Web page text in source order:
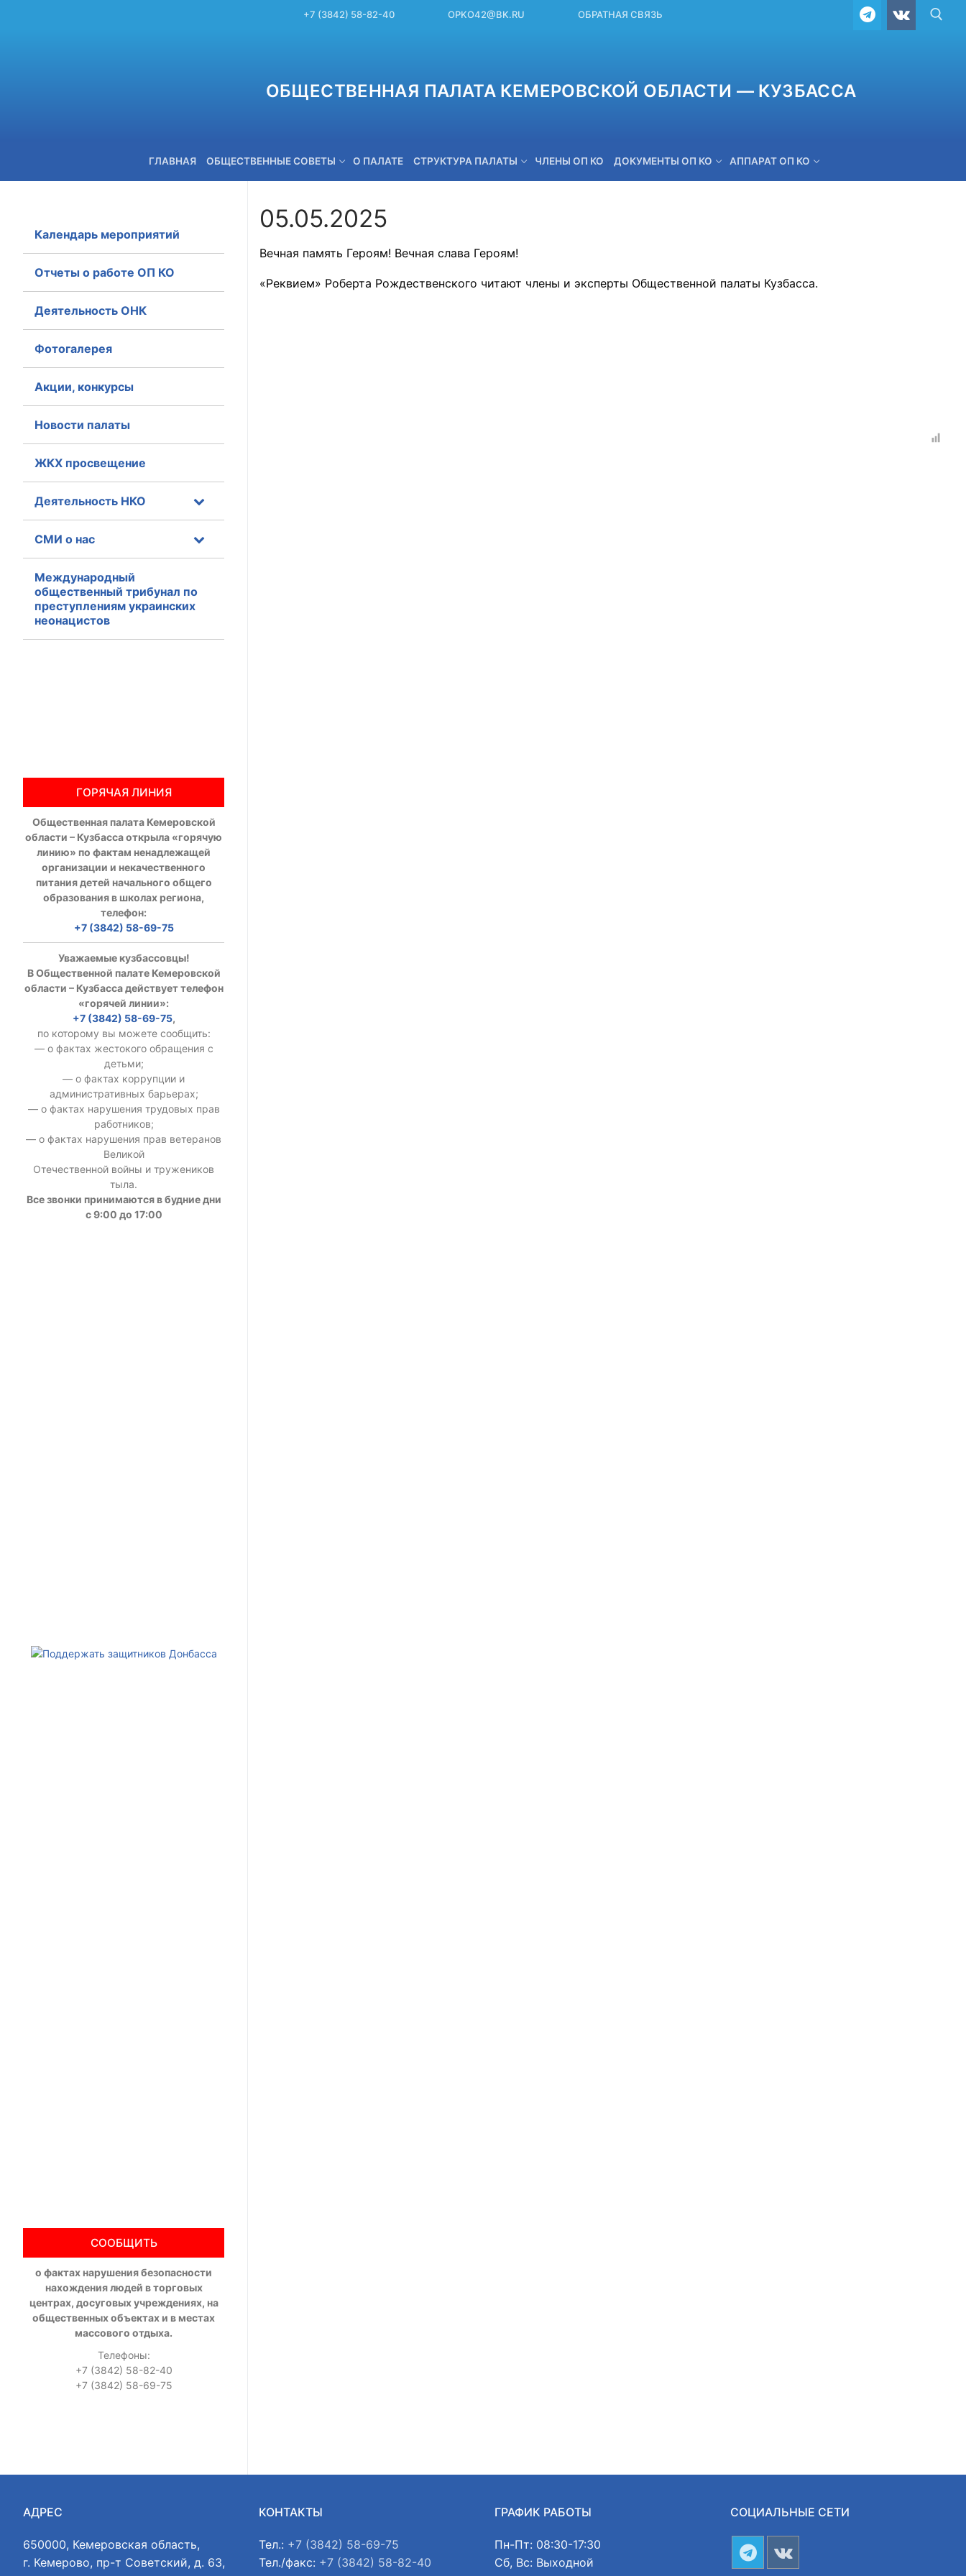
+7 (3842) 58-82-40 OPKO42@BK.RU ОБРАТНАЯ СВЯЗЬ
ОБЩЕСТВЕННАЯ ПАЛАТА КЕМЕРОВСКОЙ ОБЛАСТИ — КУЗБАССА
ГЛАВНАЯ ОБЩЕСТВЕННЫЕ СОВЕТЫ О ПАЛАТЕ СТРУКТУРА ПАЛАТЫ ЧЛЕНЫ ОП КО ДОКУМЕНТЫ ОП КО АППАРАТ ОП КО
+7 (3842) 58-82-40 OPKO42@BK.RU
05.05.2025
Вечная память Героям! Вечная слава Героям!
«Реквием» Роберта Рождественского читают члены и эксперты Общественной палаты Кузбасса.
Календарь мероприятий
Отчеты о работе ОП КО
Деятельность ОНК
Фотогалерея
Акции, конкурсы
Новости палаты
ЖКХ просвещение
Деятельность НКО
СМИ о нас
Международный
общественный трибунал по
преступлениям украинских
неонацистов
ГОРЯЧАЯ ЛИНИЯ
Общественная палата Кемеровской
области – Кузбасса открыла «горячую
линию» по фактам ненадлежащей
организации и некачественного
питания детей начального общего
образования в школах региона,
телефон:
+7 (3842) 58-69-75
Уважаемые кузбассовцы!
В Общественной палате Кемеровской
области – Кузбасса действует телефон
«горячей линии»:
+7 (3842) 58-69-75,
по которому вы можете сообщить:
— о фактах жестокого обращения с
детьми;
— о фактах коррупции и
административных барьерах;
— о фактах нарушения трудовых прав
работников;
— о фактах нарушения прав ветеранов
Великой
Отечественной войны и тружеников
тыла.
Все звонки принимаются в будние дни
с 9:00 до 17:00
СООБЩИТЬ
о фактах нарушения безопасности
нахождения людей в торговых
центрах, досуговых учреждениях, на
общественных объектах и в местах
массового отдыха.
Телефоны:
+7 (3842) 58-82-40
+7 (3842) 58-69-75
АДРЕС
650000, Кемеровская область,
г. Кемерово, пр-т Советский, д. 63,
КОНТАКТЫ
Тел.: +7 (3842) 58-69-75
Тел./факс: +7 (3842) 58-82-40
ГРАФИК РАБОТЫ
Пн-Пт: 08:30-17:30
Сб, Вс: Выходной
СОЦИАЛЬНЫЕ СЕТИ